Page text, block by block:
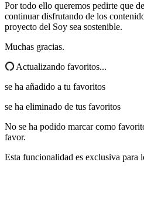
Por todo ello queremos pedirte que
continuar disfrutando de los
proyecto del Soy sea sostenible.
Muchas gracias.
Actualizando favoritos...
se ha añadido a tu favoritos
se ha eliminado de tus favoritos
No se ha podido marcar como
favor.
Esta funcionalidad es exclusiva para